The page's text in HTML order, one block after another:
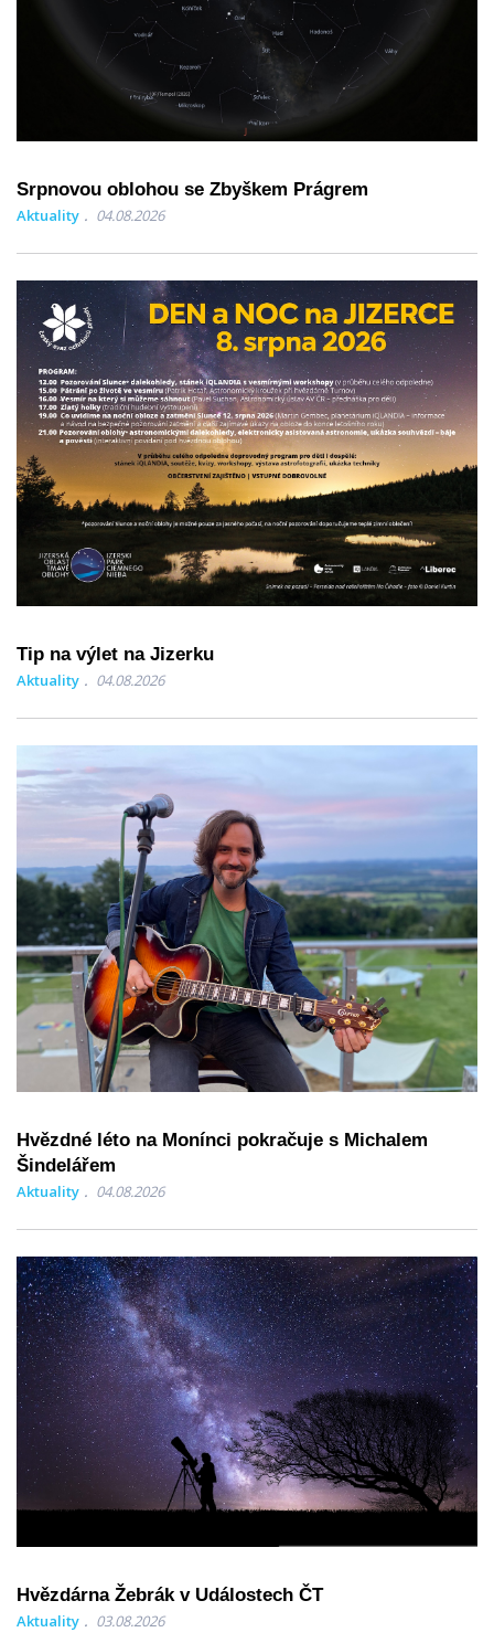
Srpnovou oblohou se Zbyškem Prágrem
Aktuality 04.08.2026
Tip na výlet na Jizerku
Aktuality 04.08.2026
Hvězdné léto na Monínci pokračuje s Michalem
Šindelářem
Aktuality 04.08.2026
Hvězdárna Žebrák v Událostech ČT
Aktuality 03.08.2026